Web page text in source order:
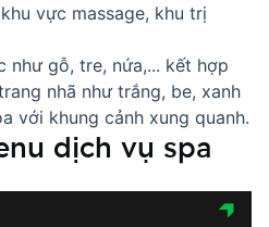
vực massage, khu trị
như gỗ, tre, nứa,... kết hợp
nhã như trắng, be, xanh
với khung cảnh xung quanh.
dịch vụ spa